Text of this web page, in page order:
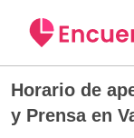
Horario de
y Prensa en